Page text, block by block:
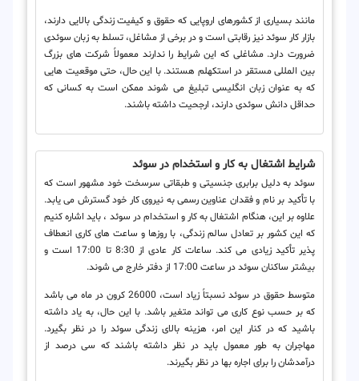
مانند بسیاری از کشورهای اروپایی که حقوق و کیفیت زندگی بالایی دارند،
بازار کار سوئد نیز رقابتی است و در برخی از مشاغل، تسلط به زبان سوئدی
ضرورت دارد. مشاغلی که این شرایط را ندارند معمولاً شرکت های بزرگ
بین المللی مستقر در استکهلم هستند. با این حال، حتی موقعیت هایی
که به عنوان زبان انگلیسی تبلیغ می شوند ممکن است به کسانی که
حداقل دانش سوئدی دارند، ارجحیت داشته باشند.
شرایط اشتغال به کار و استخدام در سوئد
سوئد به دلیل برابری جنسیتی و طبقاتی سرسخت خود مشهور است که
با تأکید بر نام و فقدان عناوین رسمی به نیروی کار خود گسترش می یابد.
علاوه بر این، هنگام اشتغال به کار و استخدام در سوئد ، باید اشاره کنیم
که این کشور بر تعادل سالم زندگی، با روزها و ساعت های کاری انعطاف
پذیر تأکید زیادی می کند. ساعات کار عادی از 8:30 تا 17:00 است و
بیشتر ساکنان سوئد در ساعت 17:00 از دفتر خارج می شوند.
متوسط ​​حقوق در سوئد نسبتاً زیاد است، 26000 کرون در ماه می باشد
که بر حسب نوع کاری می تواند متغیر باشد. با این حال، به یاد داشته
باشید که در کنار این امر، هزینه بالای زندگی سوئد را در نظر بگیرد.
مهاجران به طور معمول باید در نظر داشته باشند که سی درصد از
درآمدشان را برای اجاره بها در نظر بگیرند.